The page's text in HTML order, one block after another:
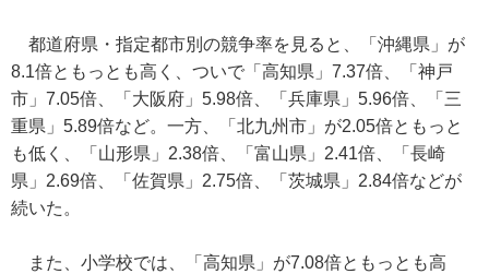
都道府県・指定都市別の競争率を見ると、「沖縄県」が
8.1倍ともっとも高く、ついで「高知県」7.37倍、「神戸
市」7.05倍、「大阪府」5.98倍、「兵庫県」5.96倍、「三
重県」5.89倍など。一方、「北九州市」が2.05倍ともっと
も低く、「山形県」2.38倍、「富山県」2.41倍、「長崎
県」2.69倍、「佐賀県」2.75倍、「茨城県」2.84倍などが
続いた。
また、小学校では、「高知県」が7.08倍ともっとも高